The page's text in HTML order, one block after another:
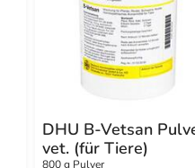
DHU B-Vetsan
vet. (für Tiere)
800 g Pulver